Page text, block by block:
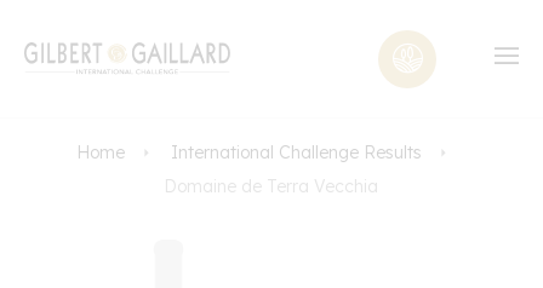
Home
International Challenge Results
Domaine de Terra Vecchia